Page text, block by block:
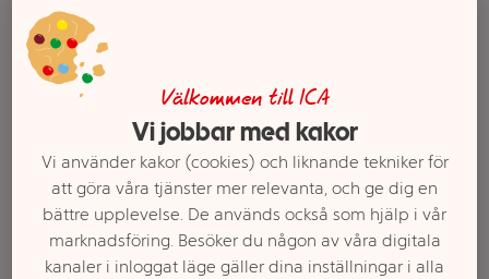
Rengöringslotion
Sensitive Gentle Milk
Cleanser 75ml Weleda
Ansiktsrengöring Deep
Cleansing Gel 150ml
Weleda
Välkommen till ICA
Vi jobbar med kakor
Vi använder kakor (cookies) och liknande tekniker för
att göra våra tjänster mer relevanta, och ge dig en
bättre upplevelse. De används också som hjälp i vår
marknadsföring. Besöker du någon av våra digitala
kanaler i inloggat läge gäller dina inställningar i alla